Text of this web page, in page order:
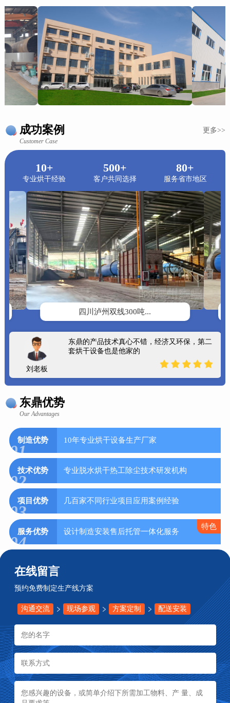
成功案例 更多>>
Customer Case
10+
专业烘干经验
500+
客户共同选择
80+
服务省市地区
四川泸州双线300吨...
刘老板
东鼎的产品技术真心不错，经济又环保，第二
套烘干设备也是他家的
东鼎优势
Our Advantages
制造优势
01
10年专业烘干设备生产厂家
技术优势
02
专业脱水烘干热工除尘技术研发机构
项目优势
03
几百家不同行业项目应用案例经验
服务优势
04
设计制造安装售后托管一体化服务
特色
在线留言
预约免费制定生产线方案
沟通交流 现场参观 方案定制 配送安装